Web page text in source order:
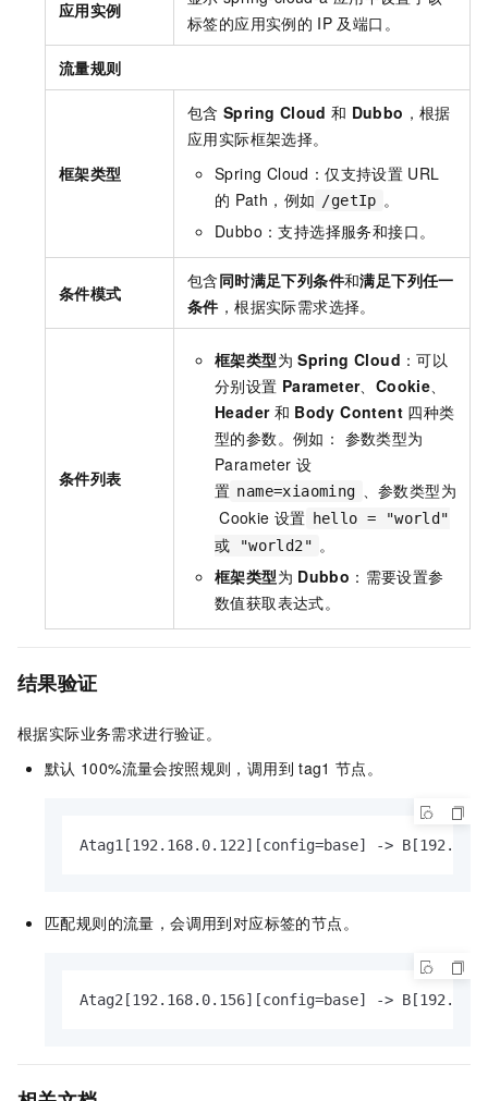
应用实例
标签的应用实例的 IP 及端口。
流量规则
框架类型
包含 Spring Cloud 和 Dubbo ，根据
应用实际框架选择。
Spring Cloud：仅支持设置 URL
的 Path，例如 /getIp 。
Dubbo：支持选择服务和接口。
条件模式
包含同时满足下列条件和满足下列任一
条件 ，根据实际需求选择。
条件列表
框架类型为 Spring Cloud ：可以
分别设置 Parameter、 Cookie
Header 和 Body Content 四种类
型的参数。例如： 参数类型为
Parameter 设
置 name=xiaoming
、参数类型为
Cookie 设置 hello = "world"
或 "world2" 。
框架类型为 Dubbo ：需要设置参
数值获取表达式。
结果验证
根据实际业务需求进行验证。
默认 100%流量会按照规则，调用到 tag1 节点。
Atag1[192.168.0.122][config=base] ->
匹配规则的流量，会调用到对应标签的节点。
Atag2[192.168.0.156][config=base] ->